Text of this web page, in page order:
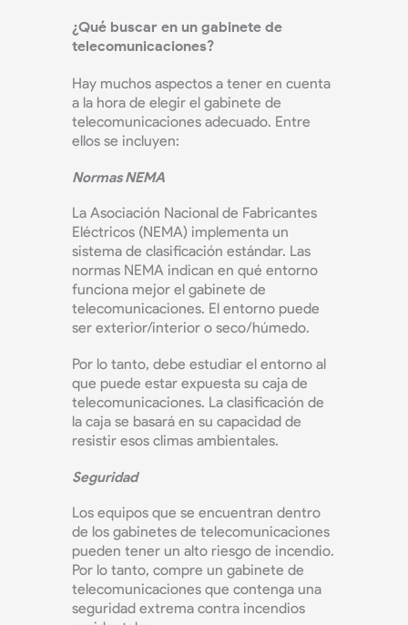
¿Qué buscar en un gabinete de
telecomunicaciones?
Hay muchos aspectos a tener en cuenta
a la hora de elegir el gabinete de
telecomunicaciones adecuado. Entre
ellos se incluyen:
Normas NEMA
La Asociación Nacional de Fabricantes
Eléctricos (NEMA) implementa un
sistema de clasificación estándar. Las
normas NEMA indican en qué entorno
funciona mejor el gabinete de
telecomunicaciones. El entorno puede
ser exterior/interior o seco/húmedo.
Por lo tanto, debe estudiar el entorno al
que puede estar expuesta su caja de
telecomunicaciones. La clasificación de
la caja se basará en su capacidad de
resistir esos climas ambientales.
Seguridad
Los equipos que se encuentran dentro
de los gabinetes de telecomunicaciones
pueden tener un alto riesgo de incendio.
Por lo tanto, compre un gabinete de
telecomunicaciones que contenga una
seguridad extrema contra incendios